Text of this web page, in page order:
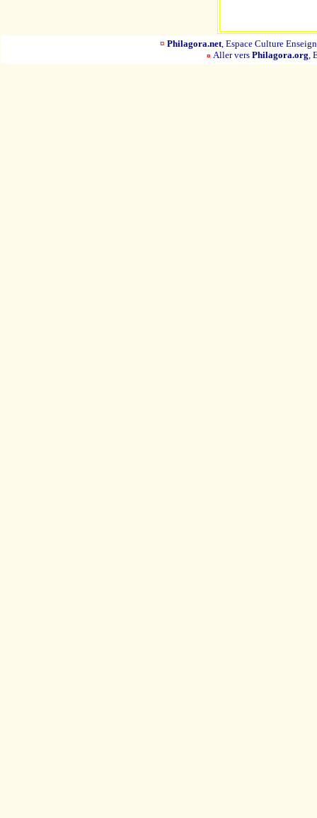
¤ Philagora.net, Espace Culture
¤ Aller vers Philagora.org,